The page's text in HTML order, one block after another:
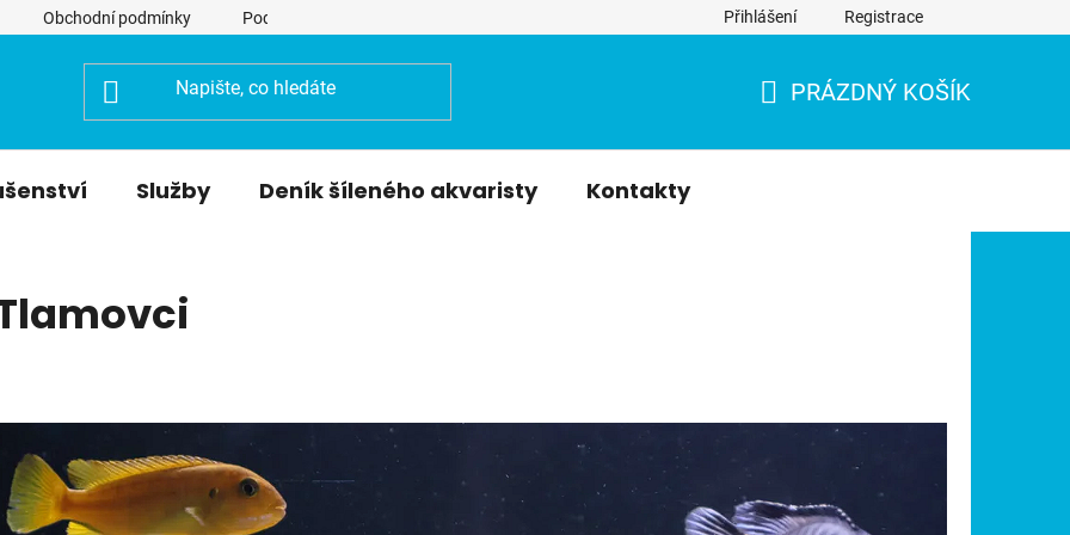
Obchodní podmínky Podmínky ochrany osobních údajů Přihlášení Registrace
PRÁZDNÝ KOŠÍK
Služby Deník šíleného akvaristy Kontakty